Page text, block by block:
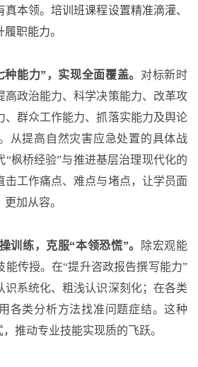
本领。培训班课程设置精准滴灌、
职能力。
种能力”，实现全面覆盖。 对标新时
高政治能力、科学决策能力、改革攻
、群众工作能力、抓落实能力及舆论
从提高自然灾害应急处置的具体战
“枫桥经验”与推进基层治理现代化的
击工作痛点、难点与堵点，让学员面
加从容。
训练，克服“本领恐慌”。
除宏观能
能传授。在“提升咨政报告撰写能力”
识系统化、粗浅认识深刻化；在各类
各类分析方法找准问题症结。这种
推动专业技能实现质的飞跃。